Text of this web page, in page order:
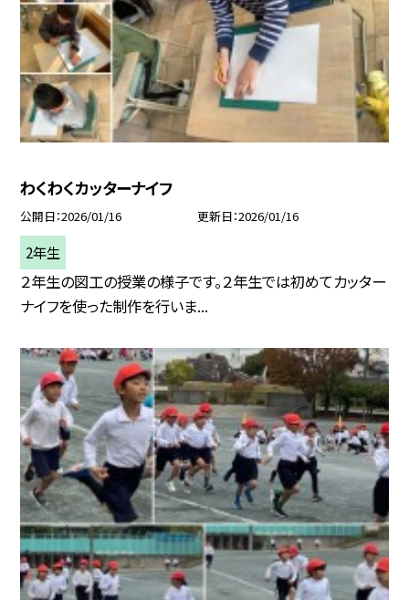
わくわくカッターナイフ
公開日 2026/01/16 更新日 2026/01/16
2年生
２年生の図工の授業の様子です。２年生では初めてカッター
ナイフを使った制作を行いま...